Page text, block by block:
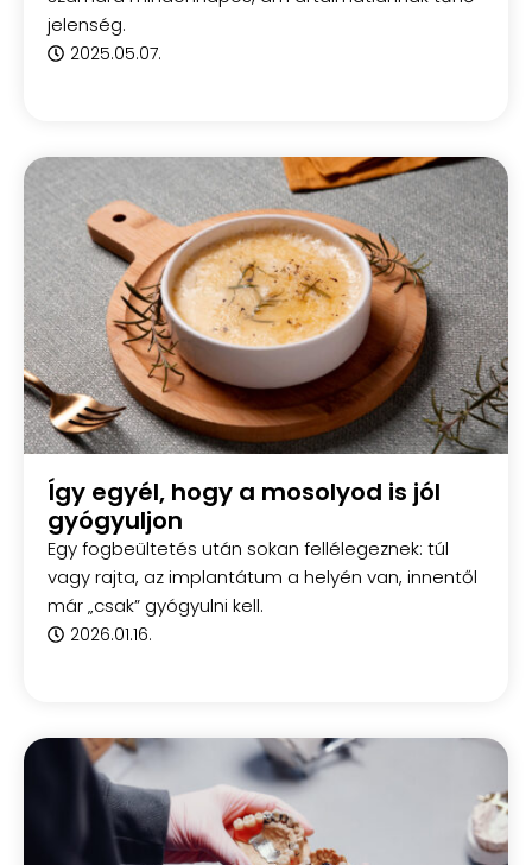
jelenség.
2025.05.07.
Így egyél, hogy a mosolyod is jól
gyógyuljon
Egy fogbeültetés után sokan fellélegeznek: túl
vagy rajta, az implantátum a helyén van, innentől
már „csak” gyógyulni kell.
2026.01.16.